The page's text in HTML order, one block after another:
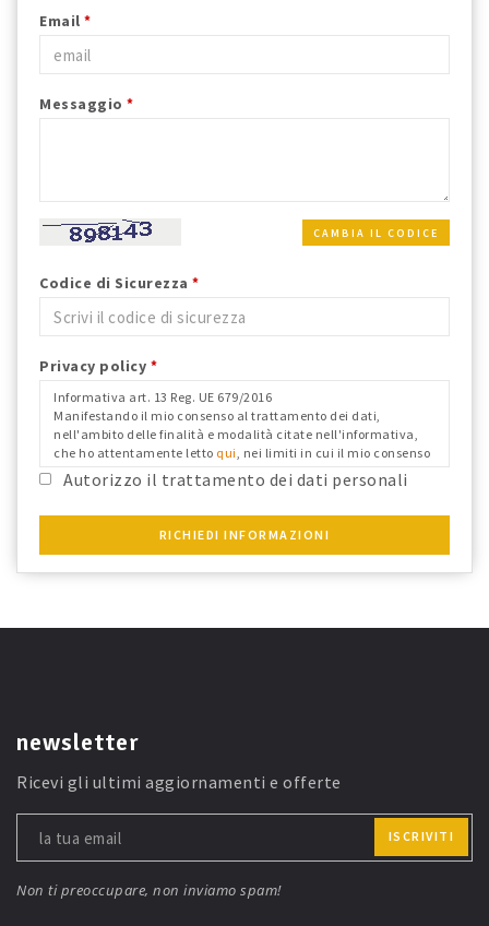
Email *
Messaggio *
CAMBIA IL CODICE
Codice di Sicurezza *
Privacy policy *
Informativa art. 13 Reg. UE 679/2016
Manifestando il mio consenso al trattamento dei dati,
nell'ambito delle finalità e modalità citate nell'informativa,
che ho attentamente letto qui, nei limiti in cui il mio consenso
fosse richiesto ai fini del Reg. Ue 679/2016 e confermo i dati
anagrafici riportati.
Autorizzo il trattamento dei dati personali
RICHIEDI INFORMAZIONI
newsletter
Ricevi gli ultimi aggiornamenti e offerte
ISCRIVITI
Non ti preoccupare, non inviamo spam!